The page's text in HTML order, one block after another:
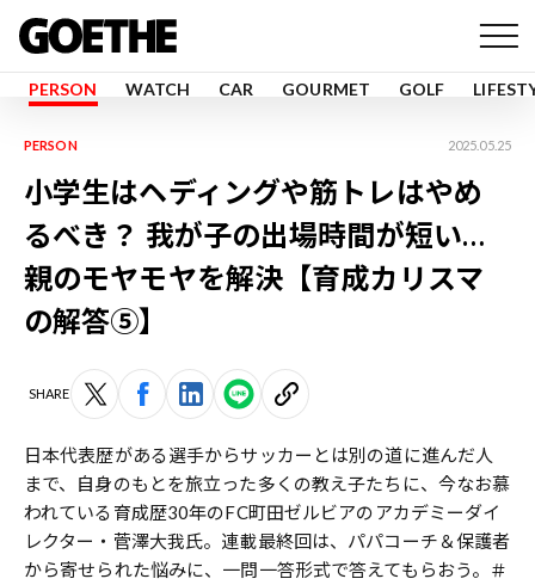
PERSON WATCH CAR GOURMET GOLF
PERSON 2025.05.25
小学生はヘディングや筋トレはやめ
るべき？ 我が子の出場時間が短い…
親のモヤモヤを解決【育成カリスマ
の解答⑤】
SHARE
日本代表歴がある選手からサッカーとは別の道に進んだ人
まで、自身のもとを旅立った多くの教え子たちに、今なお慕
われている育成歴30年のFC町田ゼルビアのアカデミーダイ
レクター・菅澤大我氏。連載最終回は、パパコーチ＆保護者
から寄せられた悩みに、一問一答形式で答えてもらおう。＃